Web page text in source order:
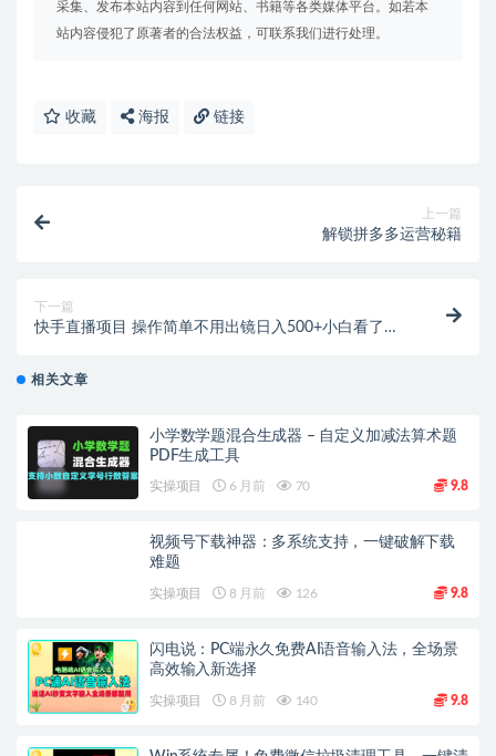
采集、发布本站内容到任何网站、书籍等各类媒体平台。如若本
站内容侵犯了原著者的合法权益，可联系我们进行处理。
收藏 海报 链接
上一篇
解锁拼多多运营秘籍
下一篇
快手直播项目 操作简单不用出镜日入500+小白看了也
相关文章
小学数学题混合生成器 – 自定义加减法算术题
PDF生成工具
实操项目 6 月前 70 9.8
视频号下载神器：多系统支持，一键破解下载
难题
实操项目 8 月前 126 9.8
闪电说：PC端永久免费AI语音输入法，全场景
高效输入新选择
实操项目 8 月前 140 9.8